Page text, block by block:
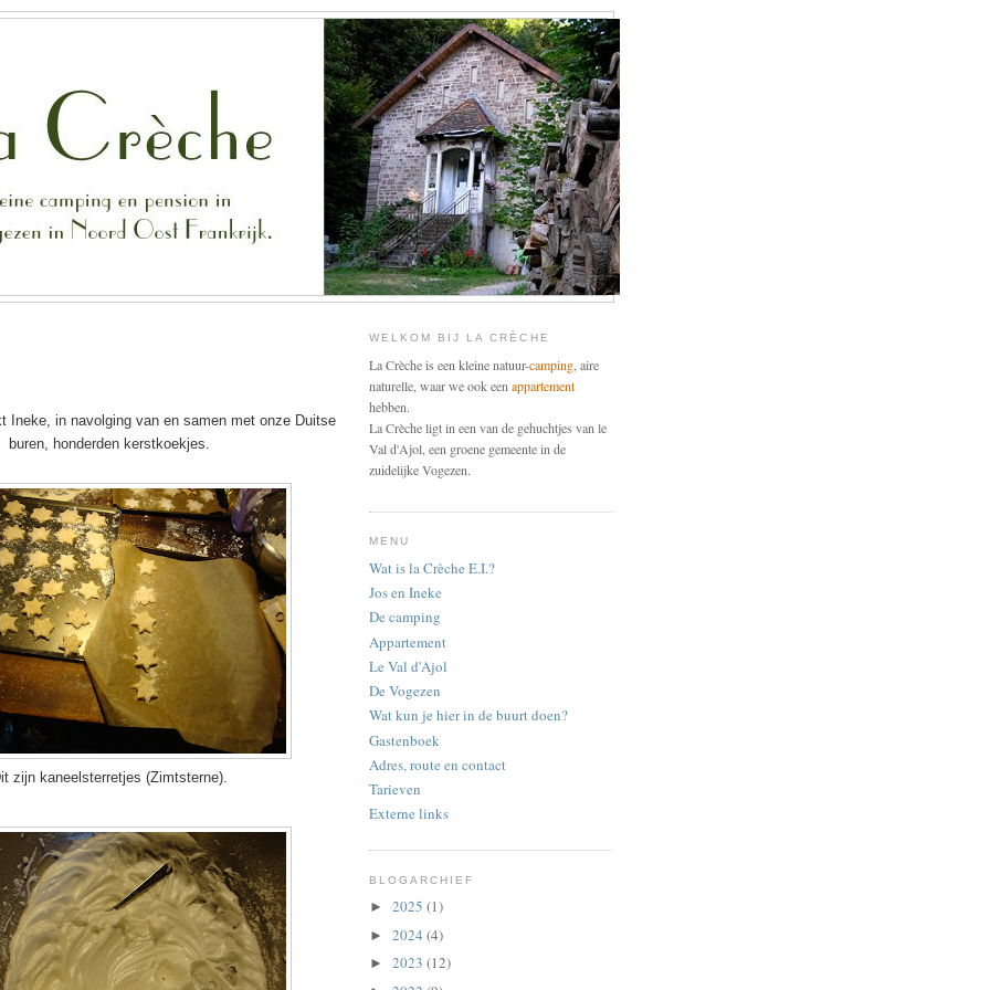
Ineke, in navolging van en samen met onze Duitse
buren, honderden kerstkoekjes.
zijn kaneelsterretjes (Zimtsterne).
WELKOM BIJ LA CRÈCHE
La Crèche is een kleine natuur-camping, aire
naturelle, waar we ook eenappartement
hebben.
La Crèche ligt in een van de gehuchtjes van le
Val d'Ajol, een groene gemeente in de
zuidelijke Vogezen.
MENU
Wat is la Crèche E.I.?
Jos en Ineke
De camping
Appartement
Le Val d'Ajol
De Vogezen
Wat kun je hier in de buurt doen?
Gastenboek
Adres, route en contact
Tarieven
Externe links
BLOGARCHIEF
► 2025 (1)
► 2024 (4)
► 2023 (12)